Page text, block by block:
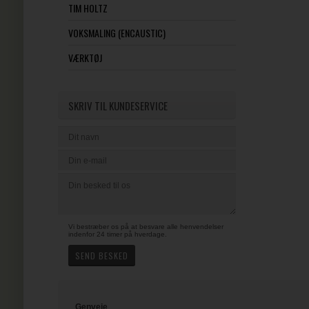
TIM HOLTZ
VOKSMALING (ENCAUSTIC)
VÆRKTØJ
SKRIV TIL KUNDESERVICE
Vi bestræber os på at besvare alle henvendelser
indenfor 24 timer på hverdage.
Genveje